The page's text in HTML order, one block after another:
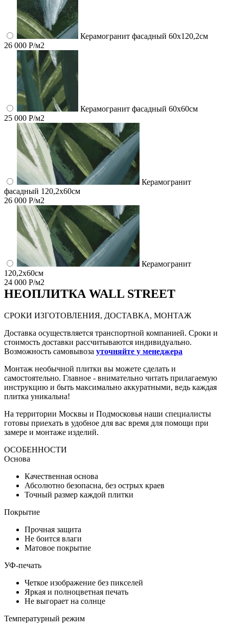
Керамогранит фасадный 60x120,2см
26 000 Р/м2
Керамогранит фасадный 60x60см
25 000 Р/м2
Керамогранит
фасадный 120,2x60см
26 000 Р/м2
Керамогранит
120,2x60см
24 000 Р/м2
НЕОПЛИТКА WALL STREET
СРОКИ ИЗГОТОВЛЕНИЯ, ДОСТАВКА, МОНТАЖ
Доставка осуществляется транспортной компанией. Сроки и
стоимость доставки рассчитываются индивидуально.
Возможность самовывоза уточняйте у менеджера
Монтаж необычной плитки вы можете сделать и
самостоятельно. Главное - внимательно читать прилагаемую
инструкцию и быть максимально аккуратными, ведь каждая
плитка уникальна!
На территории Москвы и Подмосковья наши специалисты
готовы приехать в удобное для вас время для помощи при
замере и монтаже изделий.
ОСОБЕННОСТИ
Основа
Качественная основа
Абсолютно безопасна, без острых краев
Точный размер каждой плитки
Покрытие
Прочная защита
Не боится влаги
Матовое покрытие
УФ-печать
Четкое изображение без пикселей
Яркая и полноцветная печать
Не выгорает на солнце
Температурный режим